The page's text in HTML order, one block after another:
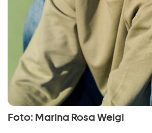
Foto: Marina Rosa Weigl